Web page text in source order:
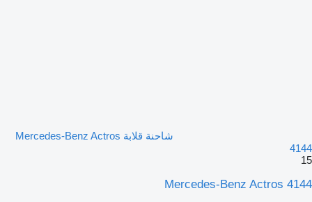
شاحنة قلابة Mercedes-Benz Actros
4144
15
Mercedes-Benz Actros 4144